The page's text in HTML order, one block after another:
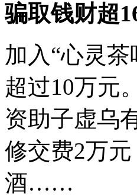
骗取钱财超
加入“心灵
超过10万元
资助子虚乌
修交费2万
酒……